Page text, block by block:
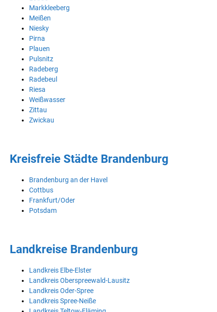
Markkleeberg
Meißen
Niesky
Pirna
Plauen
Pulsnitz
Radeberg
Radebeul
Riesa
Weißwasser
Zittau
Zwickau
Kreisfreie Städte Brandenburg
Brandenburg an der Havel
Cottbus
Frankfurt/Oder
Potsdam
Landkreise Brandenburg
Landkreis Elbe-Elster
Landkreis Oberspreewald-Lausitz
Landkreis Oder-Spree
Landkreis Spree-Neiße